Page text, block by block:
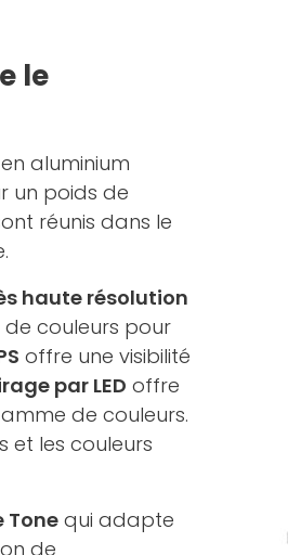
le
aluminium
un poids de
réunis dans le
haute résolution
de couleurs pour
offre une visibilité
par LED offre
de couleurs.
et les couleurs
Tone qui adapte
de